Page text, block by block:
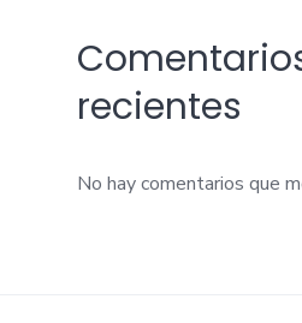
recientes
No hay comentarios que